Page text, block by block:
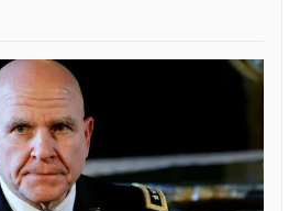
Podcast